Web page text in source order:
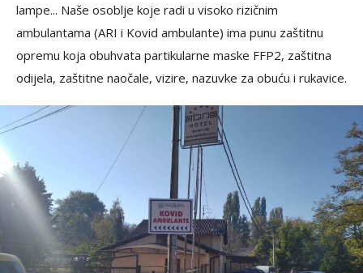
lampe... Naše osoblje koje radi u visoko rizičnim
ambulantama (ARI i Kovid ambulante) ima punu zaštitnu
opremu koja obuhvata partikularne maske FFP2, zaštitna
odijela, zaštitne naočale, vizire, nazuvke za obuću i rukavice.